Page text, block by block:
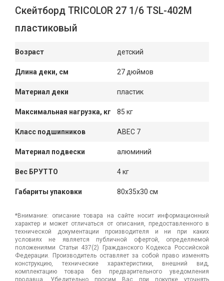
Скейтборд TRICOLOR 27 1/6 TSL-402M
пластиковый
Возраст детский
Длина деки, см 27 дюймов
Материал деки пластик
Максимальная нагрузка, кг 85 кг
Класс подшипников ABEC 7
Материал подвески алюминий
Вес БРУТТО 4 кг
Габариты упаковки 80x35x30 см
*Внимание: описание товара на сайте носит информационный
характер и может отличаться от описания, предоставленного в
технической документации производителя и ни при каких
условиях не является публичной офертой, определяемой
положениями Статьи 437(2) Гражданского Кодекса Российской
Федерации. Производитель оставляет за собой право изменять
конструкцию, технические характеристики, внешний вид,
комплектацию товара без предварительного уведомления
продавца. Убедительно просим Вас при покупке уточнять